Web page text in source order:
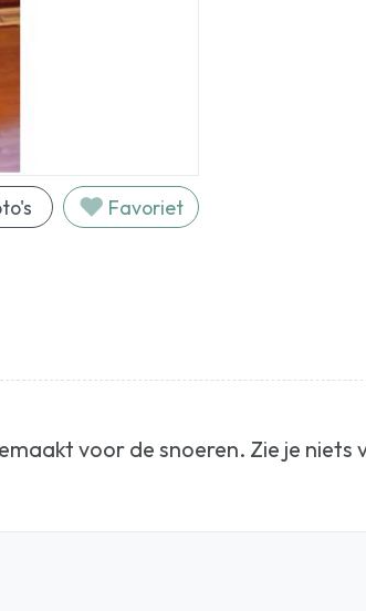
Favoriet
voor de snoeren. Zie je niets